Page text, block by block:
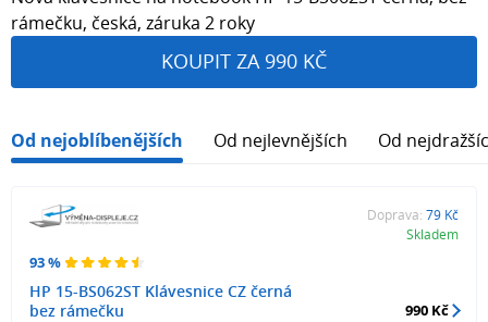
rámečku, česká, záruka 2 roky
KOUPIT ZA 990 KČ
Od nejoblíbenějších Od nejlevnějších Od
93 %
HP 15-BS062ST Klávesnice CZ černá
bez rámečku
Doprava: 79 Kč
Skladem
990 Kč